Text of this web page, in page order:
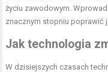
życiu zawodowym.
znacznym stopniu poprawić
Jak technologia
W dzisiejszych czasach